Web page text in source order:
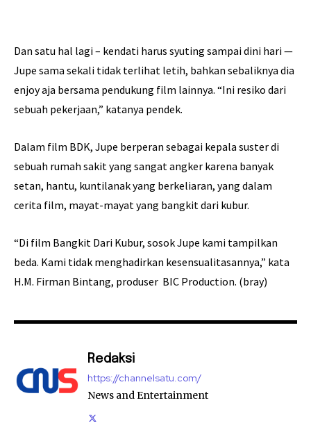
Dan satu hal lagi – kendati harus syuting sampai dini hari —
Jupe sama sekali tidak terlihat letih, bahkan sebaliknya dia
enjoy aja bersama pendukung film lainnya. “Ini resiko dari
sebuah pekerjaan,” katanya pendek.
Dalam film BDK, Jupe berperan sebagai kepala suster di
sebuah rumah sakit yang sangat angker karena banyak
setan, hantu, kuntilanak yang berkeliaran, yang dalam
cerita film, mayat-mayat yang bangkit dari kubur.
“Di film Bangkit Dari Kubur, sosok Jupe kami tampilkan
beda. Kami tidak menghadirkan kesensualitasannya,” kata
H.M. Firman Bintang, produser BIC Production. (bray)
Redaksi
https://channelsatu.com/
News and Entertainment